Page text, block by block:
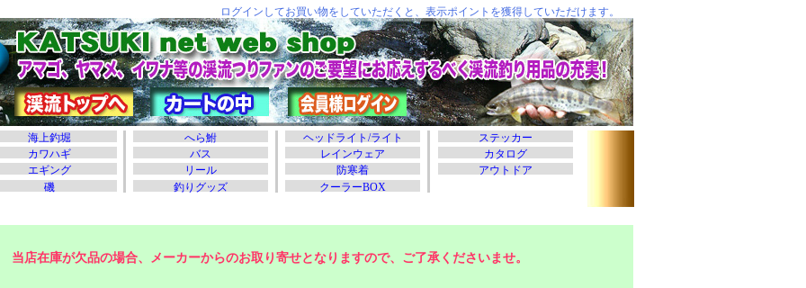
当店在庫が欠品の場合、メーカーからのお取り寄せとなりますので、ご了承くださいませ。